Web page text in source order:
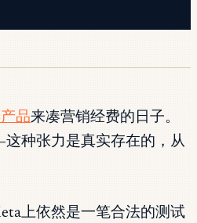
品来凑营销经费的日子。
种张力是真实存在的，从
上依然是一笔合法的测试